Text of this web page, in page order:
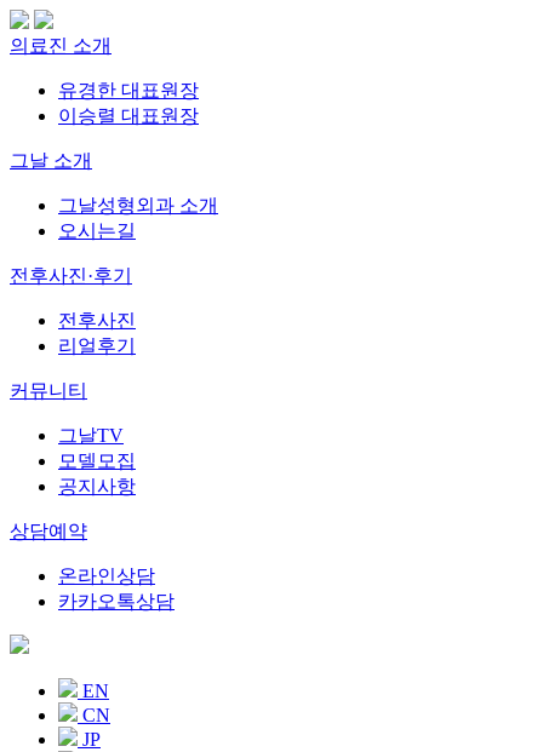
의료진 소개
유경한 대표원장
이승렬 대표원장
그날 소개
그날성형외과 소개
오시는길
전후사진·후기
전후사진
리얼후기
커뮤니티
그날TV
모델모집
공지사항
상담예약
온라인상담
카카오톡상담
EN
CN
JP